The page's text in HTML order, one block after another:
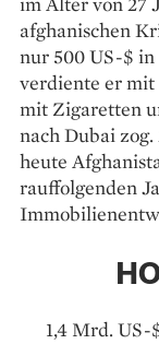
afghanischen
nur 500 US-$ in
verdiente er
mit Zigaretten
nach Dubai
heute
rauffolgenden
1,4 Mrd. US-